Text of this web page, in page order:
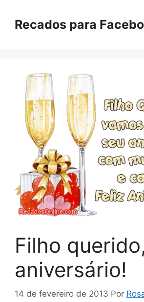
paraRecados para
Filho
aniversário!
14 de fevereiro de 2013 Por